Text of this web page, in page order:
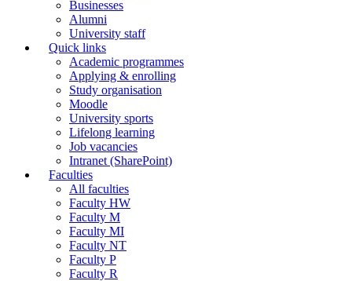
Businesses
Alumni
University staff
Quick links
Academic programmes
Applying & enrolling
Study organisation
Moodle
University sports
Lifelong learning
Job vacancies
Intranet (SharePoint)
Faculties
All faculties
Faculty HW
Faculty M
Faculty MI
Faculty NT
Faculty P
Faculty R